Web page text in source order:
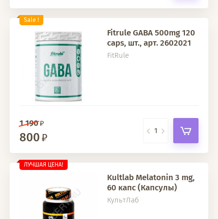
Sale !
Fitrule GABA 500mg 120
caps, шт., арт. 2602021
FitRule
1 190
800
ЛУЧШАЯ ЦЕНА!
Kultlab Melatonin 3 mg,
60 капс (Капсулы)
КультЛаб